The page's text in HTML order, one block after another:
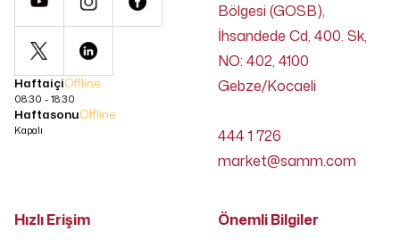
HaftaiçiOffline
08:30 - 18:30
HaftasonuOffline
Kapalı
Bölgesi (GOSB),
İhsandede Cd, 400. Sk,
NO: 402, 4100
Gebze/Kocaeli
444 1 726
market@samm.com
Hızlı Erişim
Önemli Bilgiler